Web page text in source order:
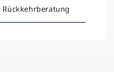
Rückkehrberatung